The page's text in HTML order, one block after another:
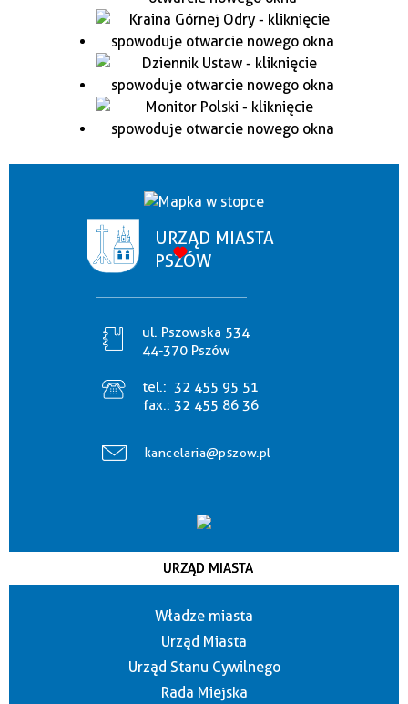
URZĄD MIASTA
PSZÓW
ul. Pszowska 534
44-370 Pszów
tel.: 32 455 95 51
fax.: 32 455 86 36
kancelaria@pszow.pl
URZĄD MIASTA
Władze miasta
Urząd Miasta
Urząd Stanu Cywilnego
Rada Miejska